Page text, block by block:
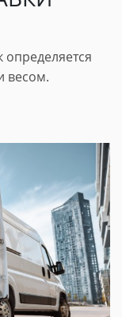
весом.